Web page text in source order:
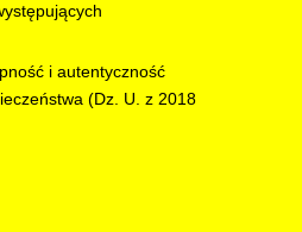
i autentyczność
(Dz. U. z 2018